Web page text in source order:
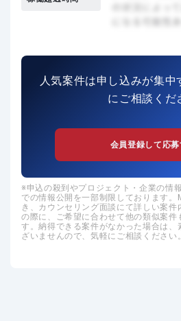
人気案件は申し込みが集中
にご相談くだ
会員登録して応募
申込の殺到やプロジェクト・企業の情
での情報公開を一部制限しております
き、カウンセリング面談にて詳しい案
の際に、ご希望に合わせて他の類似案件
す。納得できる案件がなかった場合は、
ざいませんので、気軽にご相談ください。